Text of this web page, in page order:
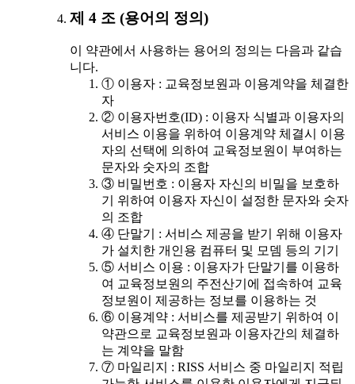
제 4 조 (용어의 정의)
이 약관에서 사용하는 용어의 정의는 다음과 같습
니다.
① 이용자 : 교육정보원과 이용계약을 체결한
자
② 이용자번호(ID) : 이용자 식별과 이용자의
서비스 이용을 위하여 이용계약 체결시 이용
자의 선택에 의하여 교육정보원이 부여하는
문자와 숫자의 조합
③ 비밀번호 : 이용자 자신의 비밀을 보호하
기 위하여 이용자 자신이 설정한 문자와 숫자
의 조합
④ 단말기 : 서비스 제공을 받기 위해 이용자
가 설치한 개인용 컴퓨터 및 모뎀 등의 기기
⑤ 서비스 이용 : 이용자가 단말기를 이용하
여 교육정보원의 주전산기에 접속하여 교육
정보원이 제공하는 정보를 이용하는 것
⑥ 이용계약 : 서비스를 제공받기 위하여 이
약관으로 교육정보원과 이용자간의 체결하
는 계약을 말함
⑦ 마일리지 : RISS 서비스 중 마일리지 적립